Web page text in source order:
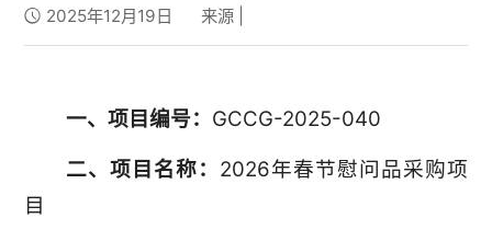
2025年12月19日 来源 |
一、项目编号： GCCG-2025-040
二、项目名称： 2026年春节慰问品采购项
目